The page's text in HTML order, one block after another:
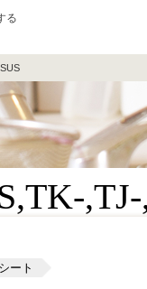
る
ート